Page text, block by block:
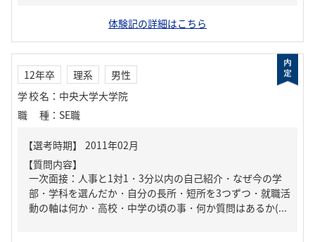
体験記の詳細はこちら
12年卒 理系
男性
学校名 ： 中央大学大学院
職種 ： SE職
【質問内容】
一次面接：人事と1対1・3分以内の自己紹介・なぜ今の学
部・学科を選んだか・自分の長所・短所を3つずつ・就職活
動の軸は何か・高校・中学の頃の事・何か質問はあるか(...